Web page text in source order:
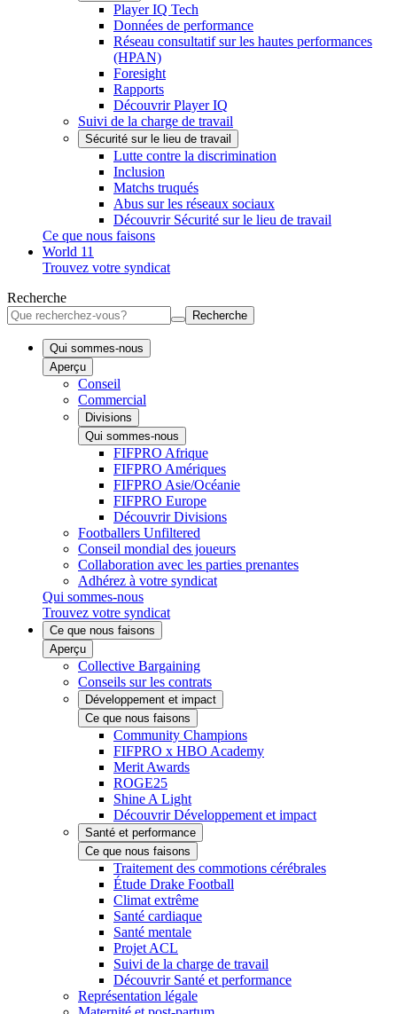
Player IQ Tech
Données de performance
Réseau consultatif sur les hautes performances
(HPAN)
Foresight
Rapports
Découvrir Player IQ
Suivi de la charge de travail
Sécurité sur le lieu de travail
Lutte contre la discrimination
Inclusion
Matchs truqués
Abus sur les réseaux sociaux
Découvrir Sécurité sur le lieu de travail
Ce que nous faisons
World 11
Trouvez votre syndicat
Recherche
Recherche
Qui sommes-nous
Aperçu
Conseil
Commercial
Divisions
Qui sommes-nous
FIFPRO Afrique
FIFPRO Amériques
FIFPRO Asie/Océanie
FIFPRO Europe
Découvrir Divisions
Footballers Unfiltered
Conseil mondial des joueurs
Collaboration avec les parties prenantes
Adhérez à votre syndicat
Qui sommes-nous
Trouvez votre syndicat
Ce que nous faisons
Aperçu
Collective Bargaining
Conseils sur les contrats
Développement et impact
Ce que nous faisons
Community Champions
FIFPRO x HBO Academy
Merit Awards
ROGE25
Shine A Light
Découvrir Développement et impact
Santé et performance
Ce que nous faisons
Traitement des commotions cérébrales
Étude Drake Football
Climat extrême
Santé cardiaque
Santé mentale
Projet ACL
Suivi de la charge de travail
Découvrir Santé et performance
Représentation légale